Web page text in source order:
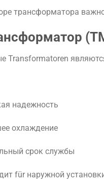
трансформатора
(
Transformatoren
надежность
охлаждение
срок службы
für наружной